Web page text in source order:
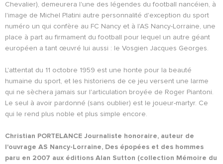
Chevalier), demeurera l'une des légendes du football nancéien, à
l'image de Michel Platini autre personnalité d'exception du sport
numéro un qui confère au FC Nancy et à l'AS Nancy-Lorraine, une
place à part au firmament du football pour lequel un autre géant
européen a tant œuvré lui aussi : le Vosgien Jacques Georges.
L'attentat du 11 octobre 1959 est une honte pour la beauté
humaine du sport, et les historiens de ce jeu versent une larme
qui ne sèchera jamais sur l'articulation broyée de Roger Piantoni.
Le seul à avoir pardonné (sans oublier) est le joueur-martyr. Ce
qui le rend plus noble et plus simple encore.
Christian PORTELANCE Journaliste honoraire, auteur de
l'ouvrage AS Nancy-Lorraine, Des épopées et des hommes
paru en 2007 aux éditions Alan Sutton (collection Mémoire du